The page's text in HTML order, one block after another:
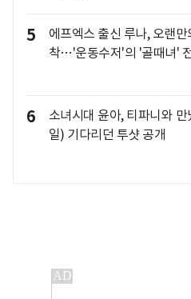
5
에프엑스 출신 루나, 오랜만
착…'운동수저'의 '골때녀'
6
소녀시대 윤아, 티파니와
일) 기다리던 투샷 공개